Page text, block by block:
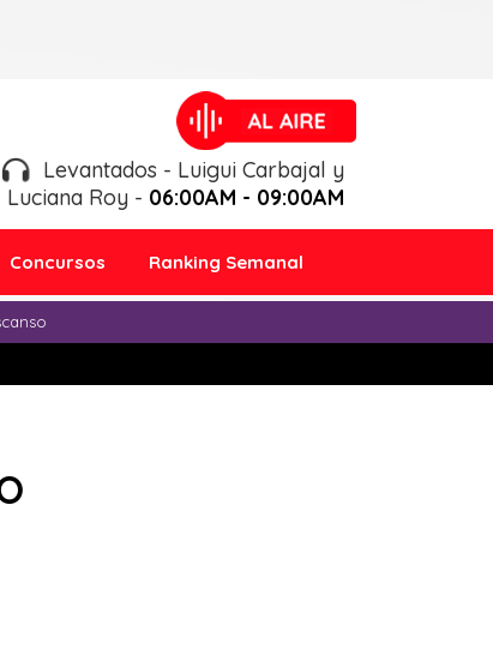
Levantados - Luigui Carbajal y
Luciana Roy - 06:00AM - 09:00AM
Concursos Ranking Semanal